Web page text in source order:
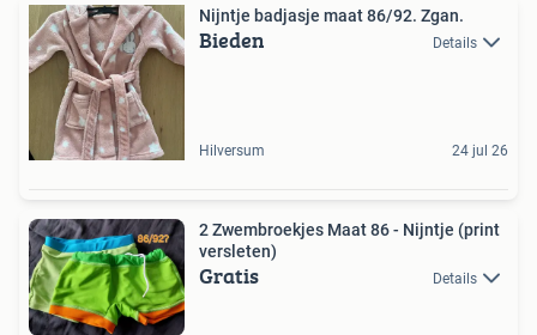
Nijntje badjasje maat 86/92. Zgan.
Bieden Details
Hilversum 24 jul 26
2 Zwembroekjes Maat 86 - Nijntje (print
versleten)
Gratis Details